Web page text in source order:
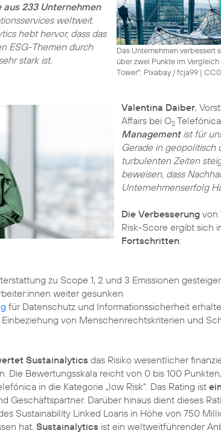
Das Unternehmen verbessert
über zwei Punkte im Vergleich
Tower": Pixabay / fcja99| CC0
233 Unternehmen
weltweit.
hebt hervor, dass das
ESG-Themen durch
stark ist.
Valentina Daiber,
Affairs bei O2
Managementist für
Gerade in geopolitisch
turbulenten Zeiten
beweisen, dass
Unternehmenserfolg
Die Verbesserungvon
Risk-Score ergibt sich
Fortschritten:
zu Scope 1, 2 und 3 Emissionen
weiter gesunken
für Datenschutz und Informationssicherheit
von Menschenrechtskriterien und
Sustainalytics das Risiko wesentlicher
Die Bewertungsskala reicht von 0 bis 100
in die Kategorie „low Risk“. Das Rating ist
Geschäftspartner. Darüber hinaus dient dieses
Sustainability Linked Loans in Höhe von 750
hat. Sustainalytics ist ein weltweitführender